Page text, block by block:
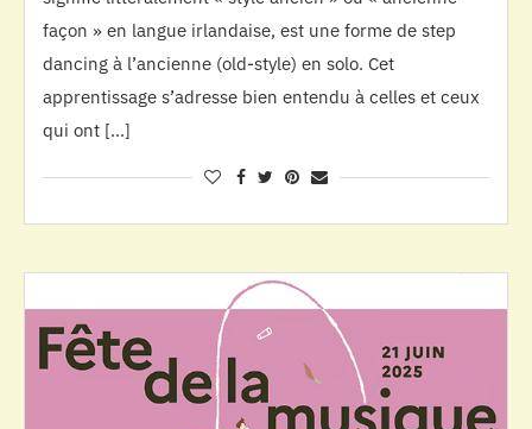
façon » en langue irlandaise, est une forme de step
dancing à l’ancienne (old-style) en solo. Cet
apprentissage s’adresse bien entendu à celles et ceux
qui ont […]